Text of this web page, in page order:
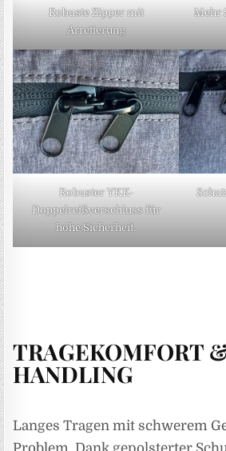
Robuste Zipper mit
Arretierung
Mehr
Robuster YKK-
Doppelreißverschluss für
hohe Sicherheit.
TRAGEKOMFORT
HANDLING
Langes Tragen mit schwerem